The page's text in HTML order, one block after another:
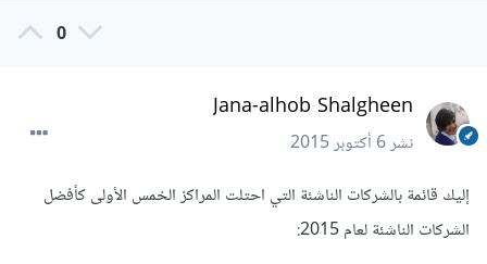
0
Jana-alhob Shalgheen
نشر6 أكتوبر 2015
إليك قائمة بالشركات الناشئة التي احتلت المراكز الخمس الأولى كأفضل
الشركات الناشئة لعام 2015: